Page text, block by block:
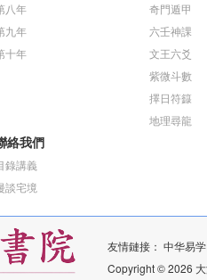
八年
九年
十年
奇門遁甲
六壬神課
文王六爻
紫微斗數
擇日符籙
地理尋龍
絡我們
錄講義
談宅境
友情鏈接： 中华易
Copyright © 2026